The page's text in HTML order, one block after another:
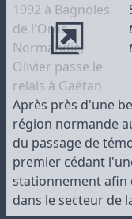
Après près d'une
région normande
du passage de
premier cédant
stationnement afin
dans le secteur de